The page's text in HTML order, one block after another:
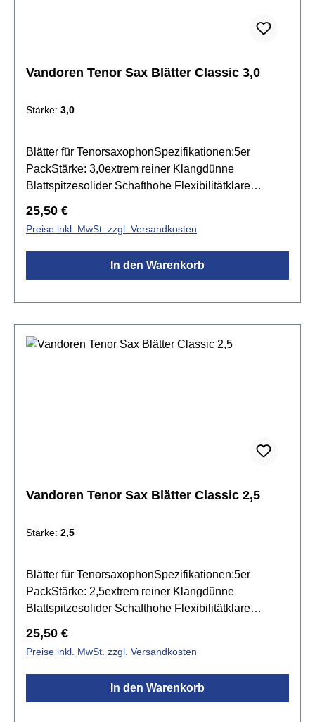
Vandoren Tenor Sax Blätter Classic 3,0
Stärke: 3,0
Blätter für TenorsaxophonSpezifikationen:5er
PackStärke: 3,0extrem reiner Klangdünne
Blattspitzesolider Schafthohe Flexibilitätklare
Regulärer Preis:
25,50 €
Preise inkl. MwSt. zzgl. Versandkosten
In den Warenkorb
Vandoren Tenor Sax Blätter Classic 2,5
Stärke: 2,5
Blätter für TenorsaxophonSpezifikationen:5er
PackStärke: 2,5extrem reiner Klangdünne
Blattspitzesolider Schafthohe Flexibilitätklare
Regulärer Preis:
25,50 €
Preise inkl. MwSt. zzgl. Versandkosten
In den Warenkorb